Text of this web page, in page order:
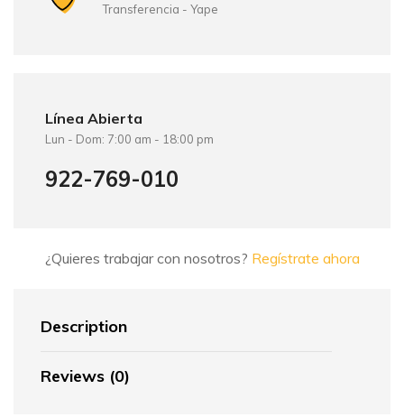
Transferencia - Yape
Línea Abierta
Lun - Dom: 7:00 am - 18:00 pm
922-769-010
¿Quieres trabajar con nosotros? Regístrate ahora
Description
Reviews (0)